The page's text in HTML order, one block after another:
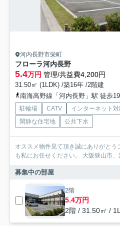
河内長野市栄町
フローラ河内長野
5.4万円 管理/共益費4,200円
31.50㎡ (1LDK) /築16年 /2階建
南海高野線「河内長野」駅 徒歩
駐輪場 CATV インターネット
閑静な住宅地
公共下水
オススメ物件見て頂き誠にありがと
も私にお任せください。 大阪狭山市、
募集中の部屋
2階
5.4万円
2階 / 31.50㎡ /